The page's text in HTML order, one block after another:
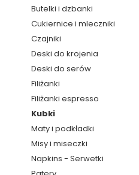
Butelki i dzbanki
Cukiernice i mleczniki
Czajniki
Deski do krojenia
Deski do serów
Filiżanki
Filiżanki espresso
Kubki
Maty i podkładki
Misy i miseczki
Napkins - Serwetki